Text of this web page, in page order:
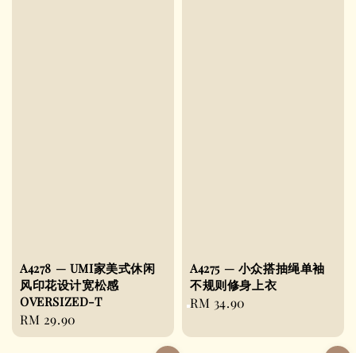
A4278 — UMI家美式休闲
风印花设计宽松感
OVERSIZED-T
Regular
price
RM 29.90
A4275 — 小众搭抽绳单袖
不规则修身上衣
Regular
RM 34.90